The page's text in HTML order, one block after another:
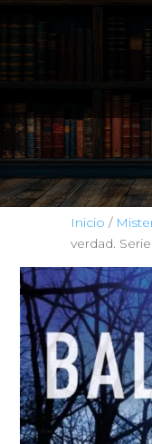
Inicio /
verdad.